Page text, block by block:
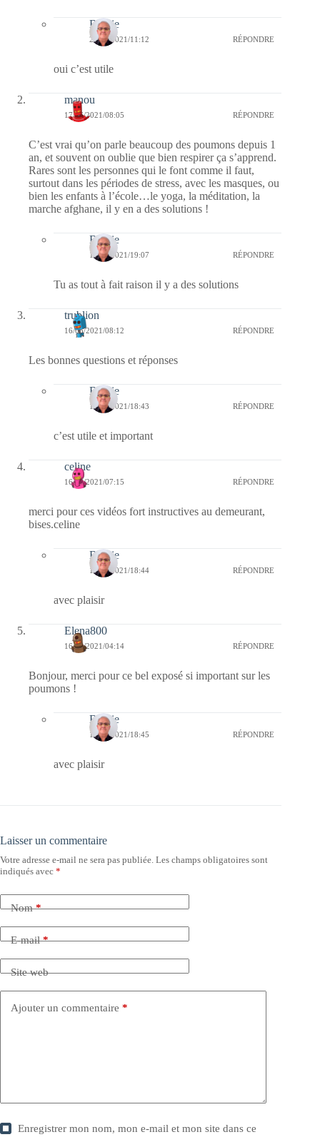
Bernie
20/06/2021/11:12 RÉPONDRE
oui c’est utile
manou
17/06/2021/08:05 RÉPONDRE
C’est vrai qu’on parle beaucoup des poumons depuis 1
an, et souvent on oublie que bien respirer ça s’apprend.
Rares sont les personnes qui le font comme il faut,
surtout dans les périodes de stress, avec les masques, ou
bien les enfants à l’école…le yoga, la méditation, la
marche afghane, il y en a des solutions !
Bernie
17/06/2021/19:07 RÉPONDRE
Tu as tout à fait raison il y a des solutions
trublion
16/06/2021/08:12 RÉPONDRE
Les bonnes questions et réponses
Bernie
16/06/2021/18:43 RÉPONDRE
c’est utile et important
celine
16/06/2021/07:15 RÉPONDRE
merci pour ces vidéos fort instructives au demeurant,
bises.celine
Bernie
16/06/2021/18:44 RÉPONDRE
avec plaisir
Elena800
16/06/2021/04:14 RÉPONDRE
Bonjour, merci pour ce bel exposé si important sur les
poumons !
Bernie
16/06/2021/18:45 RÉPONDRE
avec plaisir
Laisser un commentaire
Votre adresse e-mail ne sera pas publiée. Les champs obligatoires sont
indiqués avec *
Nom*
E-mail*
Site web
Ajouter un commentaire *
Enregistrer mon nom, mon e-mail et mon site dans ce